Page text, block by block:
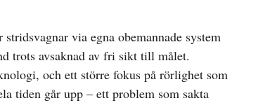
via egna obemannade system
trots avsaknad av fri sikt till målet.
och ett större fokus på rörlighet som
tiden går upp – ett problem som sakta